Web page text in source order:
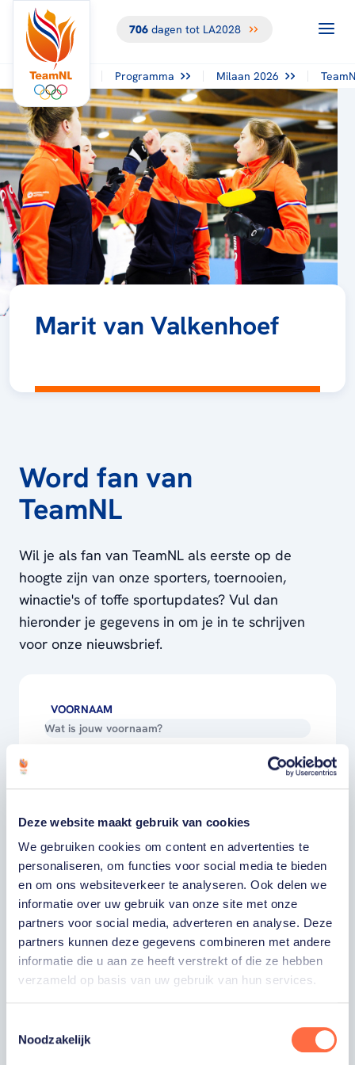
Deze website maakt gebruik van cookies
We gebruiken cookies om content en advertenties te
personaliseren, om functies voor social media te bieden
en om ons websiteverkeer te analyseren. Ook delen we
informatie over uw gebruik van onze site met onze
partners voor social media, adverteren en analyse. Deze
partners kunnen deze gegevens combineren met andere
informatie die u aan ze heeft verstrekt of die ze hebben
verzameld op basis van uw gebruik van hun services.
Noodzakelijk
706dagen tot LA2028
Programma Milaan 2026
Marit van Valkenhoef
Word fan van
TeamNL
Wil je als fan van TeamNL als eerste op de
hoogte zijn van onze sporters, toernooien,
winactie's of toffe sportupdates? Vul dan
hieronder je gegevens in om je in te schrijven
voor onze nieuwsbrief.
VOORNAAM
Ja, ik word fan van TeamNL en ontvang
graag gepersonaliseerd nieuws over
TeamNL, het TeamNL Huis, interviews, acties,
kortingen, voorrang op evenementen,
video’s en merchandise. Je kunt je op elk
moment uitschrijven. *
Ja, ik wil als fan van TeamNL op de hoogte
acties van onze commerciële partners en